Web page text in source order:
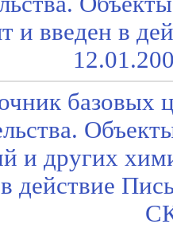
и введен в
базовых
и других
действие